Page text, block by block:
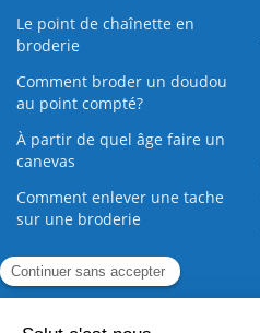
Le point de chaînette en
broderie
Comment broder un doudou
au point compté?
À partir de quel âge faire un
canevas
Comment enlever une tache
sur une broderie
Guide de la Broderie